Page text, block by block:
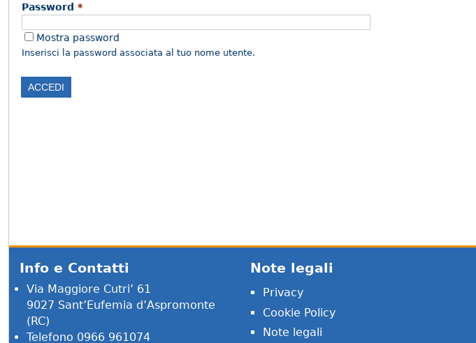
Password*
Mostra password
Inserisci la password associata al tuo nome utente.
Info e Contatti
Via Maggiore Cutri’ 61
9027 Sant’Eufemia d’Aspromonte
(RC)
Telefono 0966 961074
Note legali
Privacy
Cookie Policy
Note legali